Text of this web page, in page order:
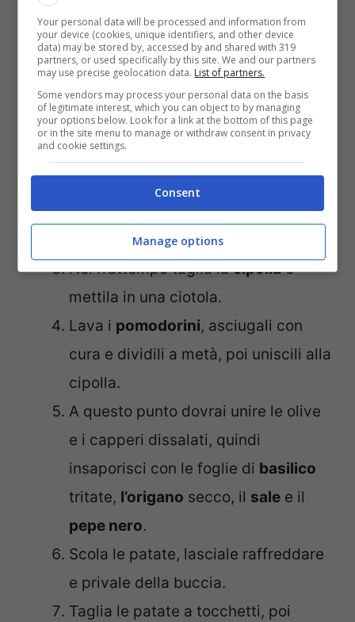
patate, lavarle sotto acqua corrente
e metterle in una pentola piena
d’acqua.
Porta la pentola sul fuoco e lascia
cuocere per
seconda della grandezza delle
Nel frattempo taglia lacipollae
mettila in una ciotola.
Lava i pomodorini, asciugali con
cura e dividili a metà, poi uniscili alla
cipolla.
A questo punto dovrai unire le olive
e i capperi dissalati, quindi
insaporisci con le foglie di basilico
tritate, l’origano secco, il sale e il
pepe nero.
Scola le patate, lasciale raffreddare
e privale della buccia.
Taglia le patate a tocchetti, poi
Your personal data will be processed and information from
your device (cookies, unique identifiers, and other device
data) may be stored by, accessed by and shared with 319
partners, or used specifically by this site. We and our partners
may use precise geolocation data. List of partners.
Some vendors may process your personal data on the basis
of legitimate interest, which you can object to by managing
your options below. Look for a link at the bottom of this page
or in the site menu to manage or withdraw consent in privacy
and cookie settings.
Consent
Manage options